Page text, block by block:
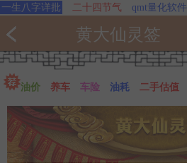
一生八字详批 二十四节气 qmt量化软件
黄大仙灵签
油价 养车 车险 油耗 二手估值